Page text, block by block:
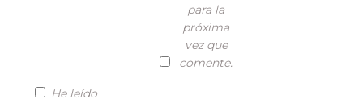
para la
próxima
vez que
comente.
He leído